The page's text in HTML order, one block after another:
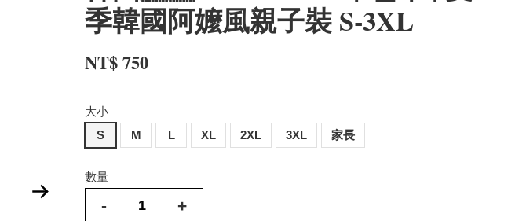
季韓國阿嬤風親子裝 S-3XL
NT$ 750
大小
S
M L XL 2XL 3XL 家長
數量
- +